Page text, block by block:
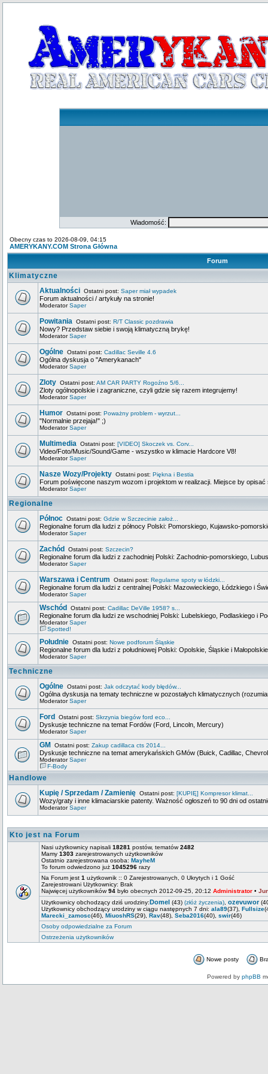
Wiadomość:
Obecny czas to 2026-08-09, 04:15
AMERYKANY.COM Strona Główna
Forum
Klimatyczne
Aktualności Ostatni post: Saper miał wypadek
Forum aktualności / artykuły na stronie!
ModeratorSaper
Powitania Ostatni post: R/T Classic pozdrawia
Nowy? Przedstaw siebie i swoją klimatyczną brykę!
ModeratorSaper
Ogólne Ostatni post: Cadillac Seville 4.6
Ogólna dyskusja o "Amerykanach"
ModeratorSaper
Zloty Ostatni post: AM CAR PARTY Rogoźno 5/6...
Zloty ogólnopolskie i zagraniczne, czyli gdzie się razem integrujemy!
ModeratorSaper
Humor Ostatni post: Poważny problem - wyrzut...
"Normalnie przejaja!" ;)
ModeratorSaper
Multimedia Ostatni post: [VIDEO] Skoczek vs. Corv...
Video/Foto/Music/Sound/Game - wszystko w klimacie Hardcore V8!
ModeratorSaper
Nasze Wozy/Projekty Ostatni post: Piękna i Bestia
Forum poświęcone naszym wozom i projektom w realizacji. Miejsce by
ModeratorSaper
Regionalne
Północ Ostatni post: Gdzie w Szczecinie założ...
Regionalne forum dla ludzi z północy Polski: Pomorskiego, Kujawsko-
ModeratorSaper
Zachód Ostatni post: Szczecin?
Regionalne forum dla ludzi z zachodniej Polski: Zachodnio-pomorskiego,
ModeratorSaper
Warszawa i Centrum Ostatni post: Regularne spoty w łódzki...
Regionalne forum dla ludzi z centralnej Polski: Mazowieckiego, Łódzkiego i
ModeratorSaper
Wschód Ostatni post: Cadillac DeVille 1958? s...
Regionalne forum dla ludzi ze wschodniej Polski: Lubelskiego, Podlaskiego i
ModeratorSaper
Spotted!
Południe Ostatni post: Nowe podforum Śląskie
Regionalne forum dla ludzi z południowej Polski: Opolskie, Śląskie i Małopolskie
ModeratorSaper
Techniczne
Ogólne Ostatni post: Jak odczytać kody błędów...
Ogólna dyskusja na tematy techniczne w pozostałych klimatycznych
ModeratorSaper
Ford Ostatni post: Skrzynia biegów ford eco...
Dyskusje techniczne na temat Fordów (Ford, Lincoln, Mercury)
ModeratorSaper
GM Ostatni post: Zakup cadillaca cts 2014...
Dyskusje techniczne na temat amerykańskich GMów (Buick, Cadillac,
ModeratorSaper
F-Body
Handlowe
Kupię / Sprzedam / Zamienię Ostatni post: [KUPIĘ] Kompresor klimat...
Wozy/graty i inne klimaciarskie patenty. Ważność ogłoszeń to 90 dni od
ModeratorSaper
Kto jest na Forum
Nasi użytkownicy napisali 18281 postów, tematów2482
Mamy 1303 zarejestrowanych użytkowników
Ostatnio zarejestrowana osoba: MayheM
To forum odwiedzono już 1045296 razy
Na Forum jest 1 użytkownik :: 0 Zarejestrowanych, 0 Ukrytych i 1 Gość
Zarejestrowani Użytkownicy: Brak
Najwięcej użytkowników94 było obecnych 2012-09-25, 20:12 Administrator •
Użytkownicy obchodzący dziś urodziny:Domel (43) (złóż życzenia) ozevuwor
Użytkownicy obchodzący urodziny w ciągu następnych 7 dni: ala89(37), Fullsize
Marecki_zamosc(46), MiuoshRS(29), Rav(48), Seba2016(40), swir(46)
Osoby odpowiedzialne za Forum
Ostrzeżenia użytkowników
Nowe posty
Powered by phpBB